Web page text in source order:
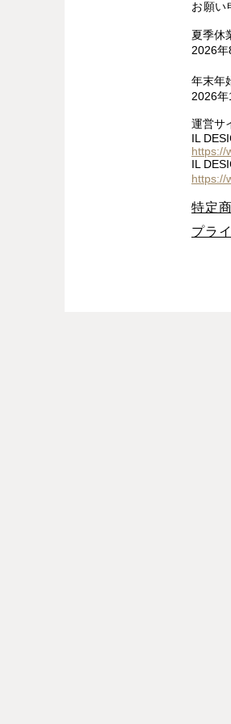
お願い
夏季休
2026
年末年
2026
運営サ
IL
https://
IL
https://
特定
プラ